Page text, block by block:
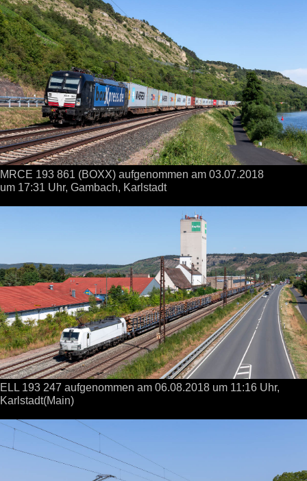
MRCE 193 861 (BOXX) aufgenommen am 03.07.2018
um 17:31 Uhr, Gambach, Karlstadt
ELL 193 247 aufgenommen am 06.08.2018 um 11:16 Uhr,
Karlstadt(Main)